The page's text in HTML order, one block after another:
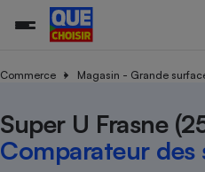
Commerce Magasin - Grande
Super U Frasne
Comparateur des
Toutes les actualités
Enquêtes
Tous les services
Tous nos combats
Nos actions
L’association
Nos missions